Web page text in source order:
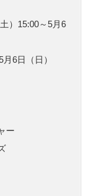
）15:00～5月6
6日（日）
ー